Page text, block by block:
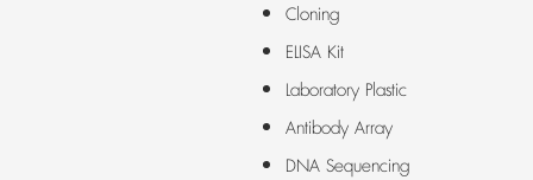
Cloning
ELISA Kit
Laboratory Plastic
Antibody Array
DNA Sequencing